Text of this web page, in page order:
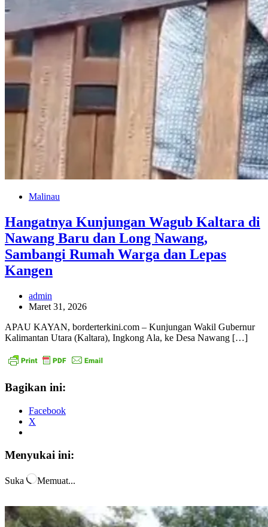
Malinau
Hangatnya Kunjungan Wagub Kaltara di
Nawang Baru dan Long Nawang,
Sambangi Rumah Warga dan Lepas
Kangen
admin
Maret 31, 2026
APAU KAYAN, borderterkini.com – Kunjungan Wakil Gubernur
Kalimantan Utara (Kaltara), Ingkong Ala, ke Desa Nawang […]
Bagikan ini:
Facebook
X
Menyukai ini:
Suka Memuat...